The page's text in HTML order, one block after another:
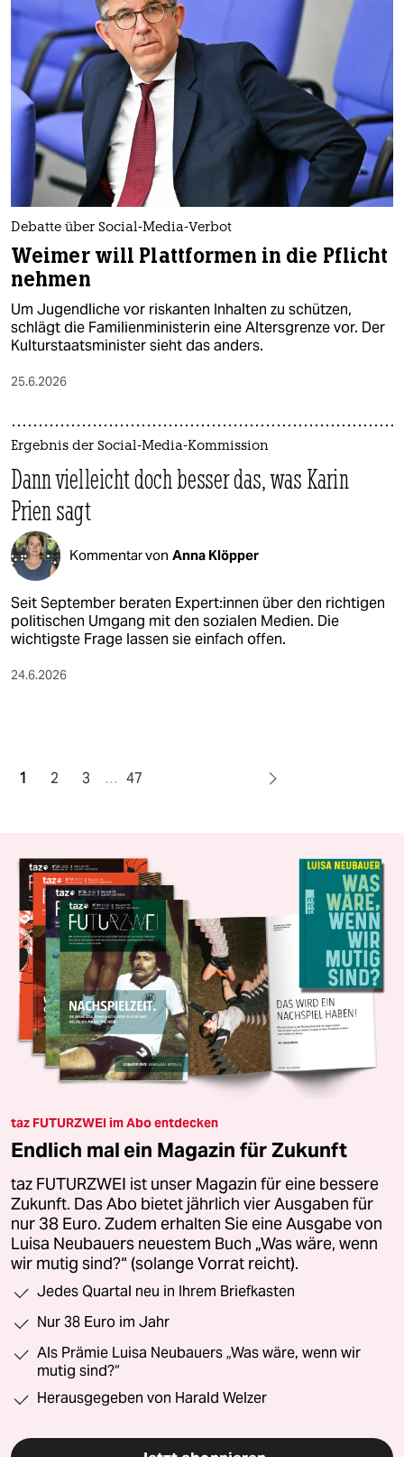
Debatte über Social-Media-Verbot
Weimer will Plattformen in die Pflicht
nehmen
Um Jugendliche vor riskanten Inhalten zu schützen,
schlägt die Familienministerin eine Altersgrenze vor. Der
Kulturstaatsminister sieht das anders.
25.6.2026
Ergebnis der Social-Media-Kommission
Dann vielleicht doch besser das, was Karin
Prien sagt
Kommentar von Anna Klöpper
Seit September beraten Ex­per­t:in­nen über den richtigen
politischen Umgang mit den sozialen Medien. Die
wichtigste Frage lassen sie einfach offen.
24.6.2026
1 2 3 … 47
taz FUTURZWEI im Abo entdecken
Endlich mal ein Magazin für Zukunft
taz FUTURZWEI ist unser Magazin für eine bessere
Zukunft. Das Abo bietet jährlich vier Ausgaben für
nur 38 Euro. Zudem erhalten Sie eine Ausgabe von
Luisa Neubauers neuestem Buch „Was wäre, wenn
wir mutig sind?“ (solange Vorrat reicht).
Jedes Quartal neu in Ihrem Briefkasten
Nur 38 Euro im Jahr
Als Prämie Luisa Neubauers „Was wäre, wenn wir
mutig sind?“
Herausgegeben von Harald Welzer